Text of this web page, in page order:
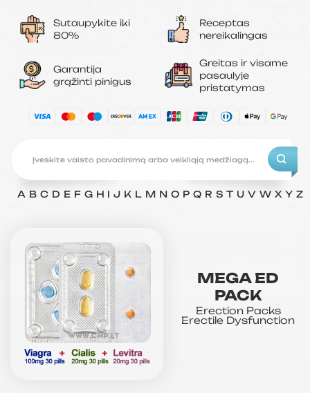
Sutaupykite iki
80%
Receptas
nereikalingas
Garantija
grąžinti pinigus
Greitas ir visame
pasaulyje
pristatymas
A B C D E F G H I J K L M N O P Q R S T U V W X Y Z
MEGA ED
PACK
Erection Packs
Erectile Dysfunction